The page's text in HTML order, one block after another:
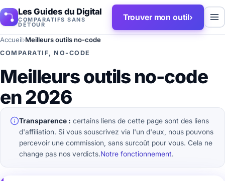
Les Guides du Digital
COMPARATIFS SANS
DÉTOUR
Trouver mon outil›
Accueil›Meilleurs outils no-code
COMPARATIF, NO-CODE
Meilleurs outils no-code
en 2026
Transparence : certains liens de cette page sont des liens
d'affiliation. Si vous souscrivez via l'un d'eux, nous pouvons
percevoir une commission, sans surcoût pour vous. Cela ne
change pas nos verdicts.Notre fonctionnement.